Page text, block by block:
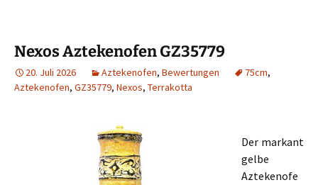
Nexos Aztekenofen GZ35779
20. Juli 2026 Aztekenofen, Bewertungen 75cm,
Aztekenofen, GZ35779, Nexos, Terrakotta
Der markant
gelbe
Aztekenofe